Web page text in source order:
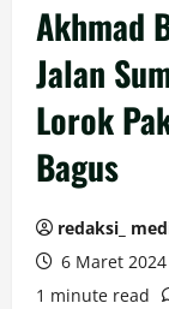
Akhmad
Jalan
Lorok
Bagus
redaksi_
6 Maret 2024
1 minute read